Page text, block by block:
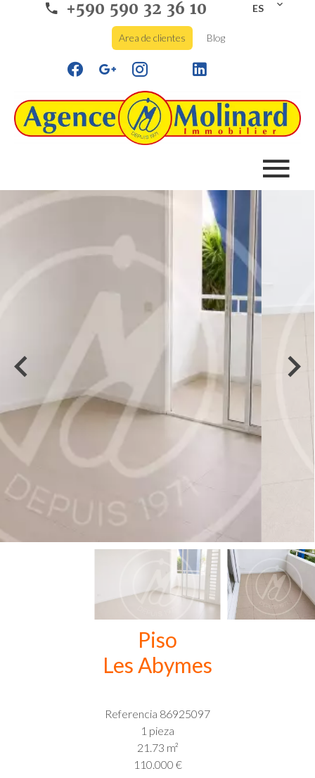
+590 590 32 36 10 ES
Area de clientes Blog
Piso
Les Abymes
Referencia 86925097
1 pieza
21.73 m²
110.000 €